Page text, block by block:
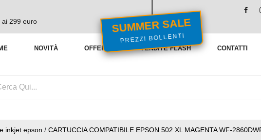
SUMMER SALE
PREZZI BOLLENTI
ai 299 euro
NOVITÀ OFFERTE VENDITE FLASH CONTATTI
inkjet epson / CARTUCCIA COMPATIBILE EPSON 502 XL MAGENTA WF-